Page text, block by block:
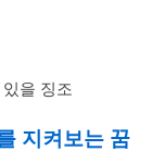
을 징조
지켜보는 꿈